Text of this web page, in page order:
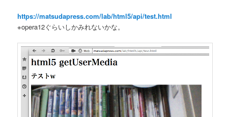
https://matsudapress.com/lab/html5/api/test.html
※opera12ぐらいしかみれないかな。